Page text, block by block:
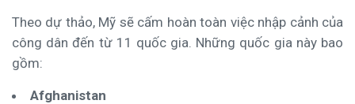
Theo dự thảo, Mỹ sẽ cấm hoàn toàn việc nhập cảnh của
công dân đến từ 11 quốc gia. Những quốc gia này bao
gồm:
Afghanistan